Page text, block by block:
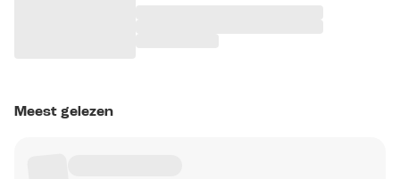
Meest gelezen